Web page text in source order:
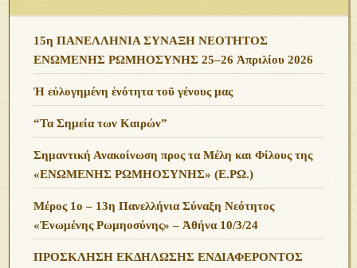
15η ΠΑΝΕΛΛΗΝΙΑ ΣΥΝΑΞΗ ΝΕΟΤΗΤΟΣ
ΕΝΩΜΕΝΗΣ ΡΩΜΗΟΣΥΝΗΣ 25–26 Ἀπριλίου 2026
Ἡ εὐλογημένη ἑνότητα τοῦ γένους μας
“Τα Σημεία των Καιρών”
Σημαντική Ανακοίνωση προς τα Μέλη και Φίλους της
«ΕΝΩΜΕΝΗΣ ΡΩΜΗΟΣΥΝΗΣ» (Ε.ΡΩ.)
Μέρος 1ο – 13η Πανελλήνια Σύναξη Νεότητος
«Ἑνωμένης Ρωμηοσύνης» – Ἀθήνα 10/3/24
ΠΡΟΣΚΛΗΣΗ ΕΚΔΗΛΩΣΗΣ ΕΝΔΙΑΦΕΡΟΝΤΟΣ